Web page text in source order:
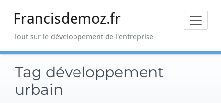
Francisdemoz.fr
Tout sur le développement de l'entreprise
Tag développement
urbain